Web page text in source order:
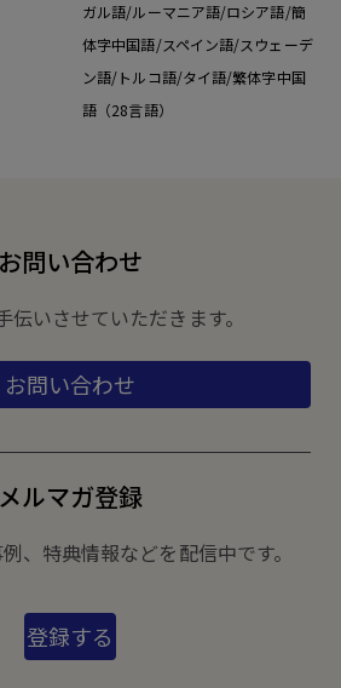
ガル語/ルーマニア語/ロシア語/簡
体字中国語/スペイン語/スウェーデ
ン語/トルコ語/タイ語/繁体字中国
語（28言語）
お問い合わせ
伝いさせていただきます。
お問い合わせ
メルマガ登録
、特典情報などを配信中です。
登録する